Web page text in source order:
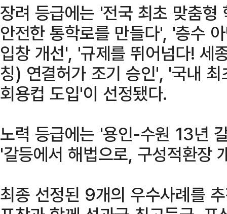
장려 등급에는 '전국 최초 맞춤형
안전한 통학로를 만들다', '층수
입창 개선', '규제를 뛰어넘다! 세
칭) 연결허가 조기 승인', '국내
회용컵 도입'이 선정됐다.
노력 등급에는 '용인-수원 13년
'갈등에서 해법으로, 구성적환장
최종 선정된 9개의 우수사례를